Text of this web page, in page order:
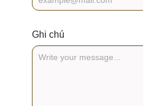
Ghi chú